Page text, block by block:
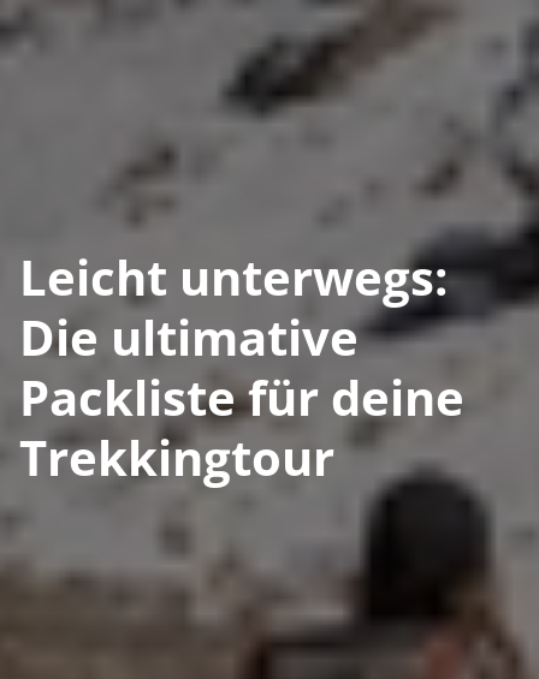
Leicht unterwegs:
Die ultimative
Packliste für deine
Trekkingtour